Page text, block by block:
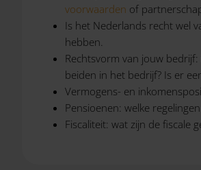
voorwaarden of
Is het Nederlands recht wel
hebben.
Rechtsvorm van jouw
beiden in het bedrijf? Is er
Vermogens- en
Pensioenen: welke
Fiscaliteit: wat zijn de fiscale